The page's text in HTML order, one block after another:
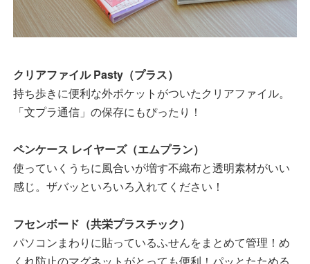
クリアファイル Pasty（プラス）
持ち歩きに便利な外ポケットがついたクリアファイル。
「文プラ通信」の保存にもぴったり！
ペンケース レイヤーズ（エムプラン）
使っていくうちに風合いが増す不織布と透明素材がいい
感じ。ザバッといろいろ入れてください！
フセンボード（共栄プラスチック）
パソコンまわりに貼っているふせんをまとめて管理！め